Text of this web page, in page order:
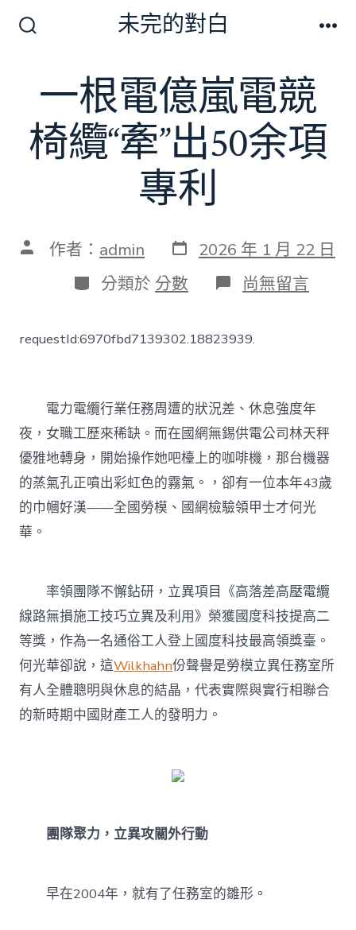
換
關
未完的對白
一根電億嵐電競
椅纜“牽”出50余項
專利
文 作者： admin 發
表
日
期
2026 年 1 月 22 日
分
類
分類於 分數 在
〈一
電
億
椅
纜
“牽”
出
50
余
項
尚無留言
requestId:6970fbd7139302.18823939.
電力電纜行業任務周遭的狀況差、休息強度年
夜，女職工歷來稀缺。而在國網無錫供電公司林天秤
優雅地轉身，開始操作她吧檯上的咖啡機，那台機器
的蒸氣孔正噴出彩虹色的霧氣。，卻有一位本年43歲
的巾幗好漢——全國勞模、國網檢驗領甲士才何光
華。
率領團隊不懈鉆研，立異項目《高落差高壓電纜
線路無損施工技巧立異及利用》榮獲國度科技提高二
等獎，作為一名通俗工人登上國度科技最高領獎臺。
何光華卻說，這Wilkhahn份聲譽是勞模立異任務室所
有人全體聰明與休息的結晶，代表實際與實行相聯合
的新時期中國財產工人的發明力。
團隊聚力，立異攻關外行動
早在2004年，就有了任務室的雛形。